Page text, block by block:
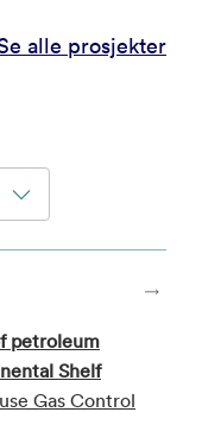
alle prosjekter
petroleum
Shelf
Gas Control